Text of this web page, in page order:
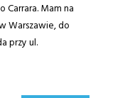
Carrara. Mam na
Warszawie, do
przy ul.